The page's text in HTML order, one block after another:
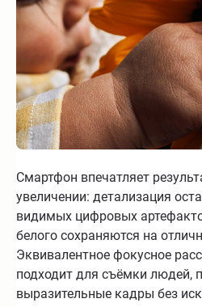
Смартфон впечатляет
увеличении: детализация
видимых цифровых
белого сохраняются на
Эквивалентное фокусное
подходит для съёмки людей,
выразительные кадры без